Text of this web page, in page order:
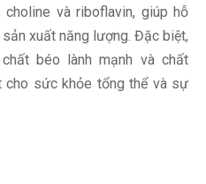
và riboflavin, giúp hỗ
xuất năng lượng. Đặc biệt,
béo lành mạnh và chất
cho sức khỏe tổng thể và sự